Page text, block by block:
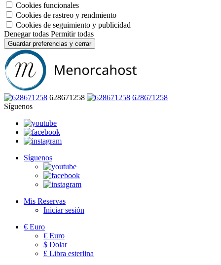
Cookies funcionales
Cookies de rastreo y rendmiento
Cookies de seguimiento y publicidad
Denegar todas Permitir todas
Guardar preferencias y cerrar
628671258
628671258
Síguenos
Síguenos
Mis Reservas
Iniciar sesión
€ Euro
€ Euro
$ Dolar
£ Libra esterlina